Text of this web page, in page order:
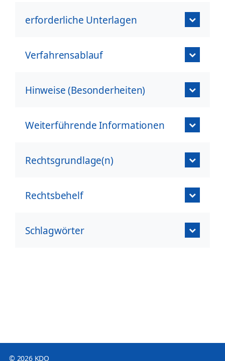
erforderliche Unterlagen
Verfahrensablauf
Hinweise (Besonderheiten)
Weiterführende Informationen
Rechtsgrundlage(n)
Rechtsbehelf
Schlagwörter
© 2026 KDO